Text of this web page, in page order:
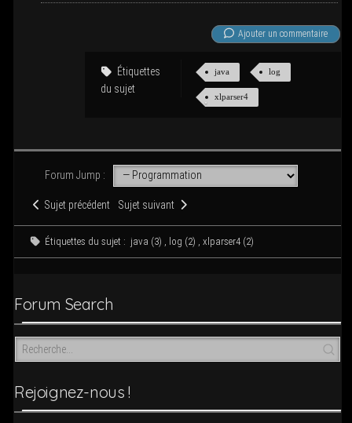
Ajou­ter un com­men­taire
Éti­quettes
du sujet
java log
xlparser4
Forum Jump :
Sujet précédent Sujet sui­vant
Éti­quettes du sujet : java (3) , log (2) , xlparser4 (2)
Forum Search
Rejoi­­gnez-nous !